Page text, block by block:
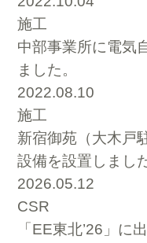
施工
中部事業所に電気
ました。
2022.08.10
施工
新宿御苑（大木戸
設備を設置しまし
2026.05.12
CSR
「EE東北’26」に